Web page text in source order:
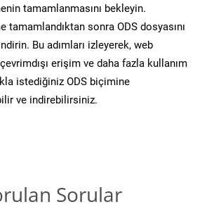
tamamlanmasını bekleyin.
tamamlandıktan sonra ODS dosyasını
Bu adımları izleyerek, web
erişim ve daha fazla kullanım
istediğiniz ODS biçimine
ve indirebilirsiniz.
Sorular